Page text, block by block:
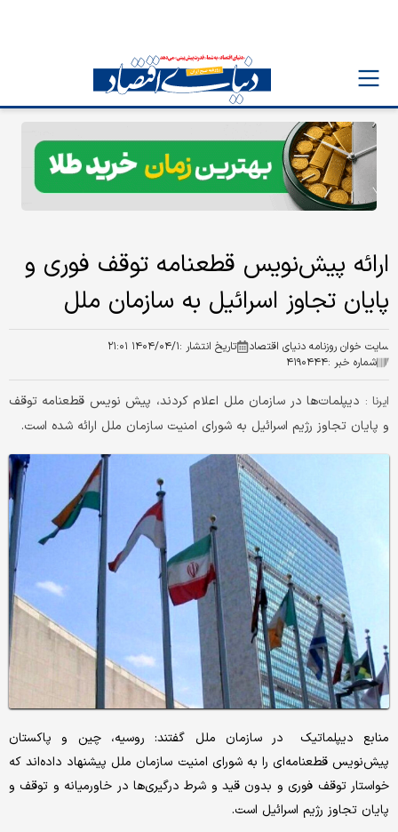
ارائه پیش‌نویس قطعنامه توقف فوری و
پایان تجاوز اسرائیل به سازمان ملل
سایت خوان روزنامه دنیای اقتصاد تاریخ انتشار :۱۴۰۴/۰۴/۱ ۲۱:۰۱
شماره خبر :۴۱۹۰۴۴۴
ایرنا : دیپلمات‌ها در سازمان ملل اعلام کردند، پیش نویس قطعنامه توقف
و پایان تجاوز رژیم اسرائیل به شورای امنیت سازمان ملل ارائه شده است.
منابع دیپلماتیک در سازمان ملل گفتند: روسیه، چین و پاکستان
پیش‌نویس قطعنامه‌ای را به شورای امنیت سازمان ملل پیشنهاد داده‌اند که
خواستار توقف فوری و بدون قید و شرط درگیری‌ها در خاورمیانه و توقف و
پایان تجاوز رژیم اسرائیل است.